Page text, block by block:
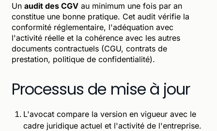
Un audit des CGV au minimum une fois par an
constitue une bonne pratique. Cet audit vérifie la
conformité réglementaire, l'adéquation avec
l'activité réelle et la cohérence avec les autres
documents contractuels (CGU, contrats de
prestation, politique de confidentialité).
Processus de mise à jour
L'avocat compare la version en vigueur avec le
cadre juridique actuel et l'activité de l'entreprise.